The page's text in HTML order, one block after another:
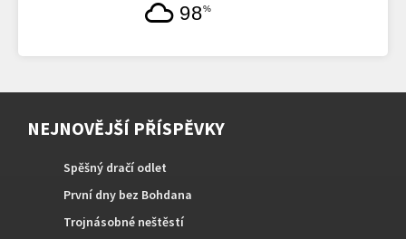
98%
NEJNOVĚJŠÍ PŘÍSPĚVKY
Spěšný dračí odlet
První dny bez Bohdana
Trojnásobné neštěstí